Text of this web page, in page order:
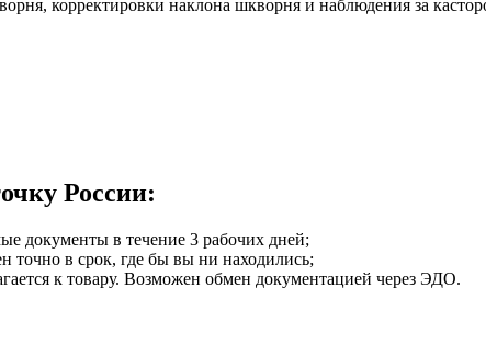
корректировки наклона шкворня и наблюдения за
России:
документы в течение 3 рабочих дней;
точно в срок, где бы вы ни находились;
к товару. Возможен обмен документацией через ЭДО.